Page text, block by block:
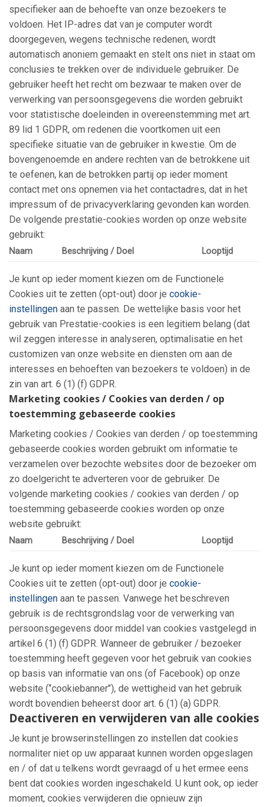
specifieker aan de behoefte van onze bezoekers te
voldoen. Het IP-adres dat van je computer wordt
doorgegeven, wegens technische redenen, wordt
automatisch anoniem gemaakt en stelt ons niet in staat om
conclusies te trekken over de individuele gebruiker. De
gebruiker heeft het recht om bezwaar te maken over de
verwerking van persoonsgegevens die worden gebruikt
voor statistische doeleinden in overeenstemming met art.
89 lid 1 GDPR, om redenen die voortkomen uit een
specifieke situatie van de gebruiker in kwestie. Om de
bovengenoemde en andere rechten van de betrokkene uit
te oefenen, kan de betrokken partij op ieder moment
contact met ons opnemen via het contactadres, dat in het
impressum of de privacyverklaring gevonden kan worden.
De volgende prestatie-cookies worden op onze website
gebruikt:
Naam Beschrijving / Doel Looptijd
Je kunt op ieder moment kiezen om de Functionele
Cookies uit te zetten (opt-out) door je cookie-
instellingen aan te passen. De wettelijke basis voor het
gebruik van Prestatie-cookies is een legitiem belang (dat
wil zeggen interesse in analyseren, optimalisatie en het
customizen van onze website en diensten om aan de
interesses en behoeften van bezoekers te voldoen) in de
zin van art. 6 (1) (f) GDPR.
Marketing cookies / Cookies van derden / op
toestemming gebaseerde cookies
Marketing cookies / Cookies van derden / op toestemming
gebaseerde cookies worden gebruikt om informatie te
verzamelen over bezochte websites door de bezoeker om
zo doelgericht te adverteren voor de gebruiker. De
volgende marketing cookies / cookies van derden / op
toestemming gebaseerde cookies worden op onze
website gebruikt:
Naam Beschrijving / Doel Looptijd
Je kunt op ieder moment kiezen om de Functionele
Cookies uit te zetten (opt-out) door je cookie-
instellingen aan te passen. Vanwege het beschreven
gebruik is de rechtsgrondslag voor de verwerking van
persoonsgegevens door middel van cookies vastgelegd in
artikel 6 (1) (f) GDPR. Wanneer de gebruiker / bezoeker
toestemming heeft gegeven voor het gebruik van cookies
op basis van informatie van ons (of Facebook) op onze
website (‘’cookiebanner’’), de wettigheid van het gebruik
wordt bovendien beheerst door art. 6 (1) (a) GDPR.
Deactiveren en verwijderen van alle cookies
Je kunt je browserinstellingen zo instellen dat cookies
normaliter niet op uw apparaat kunnen worden opgeslagen
en / of dat u telkens wordt gevraagd of u het ermee eens
bent dat cookies worden ingeschakeld. U kunt ook, op ieder
moment, cookies verwijderen die opnieuw zijn